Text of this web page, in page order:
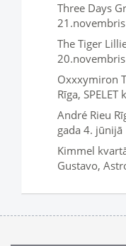
Three Days
21.novembris
The Tiger
20.novembris
Oxxxymiron
Rīga,
André Rieu
gada 4. jūnijā
Kimmel
Gustavo,